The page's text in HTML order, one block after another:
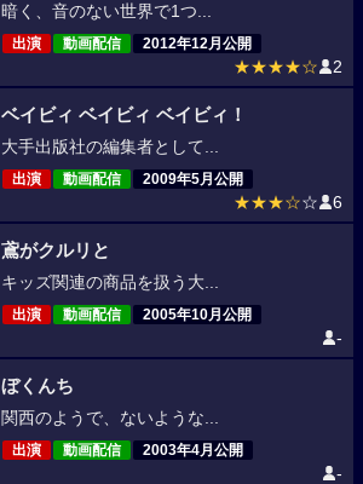
暗く、音のない世界で1つ...
出演 動画配信 2012年12月公開
★★★★☆ 2
ベイビィ ベイビィ ベイビィ！
大手出版社の編集者として...
出演 動画配信 2009年5月公開
★★★☆☆ 6
鳶がクルリと
キッズ関連の商品を扱う大...
出演 動画配信 2005年10月公開
-
ぼくんち
関西のようで、ないような...
出演 動画配信 2003年4月公開
-